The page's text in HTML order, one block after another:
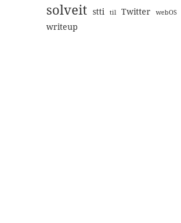
solveit stti til Twitter webOS
writeup